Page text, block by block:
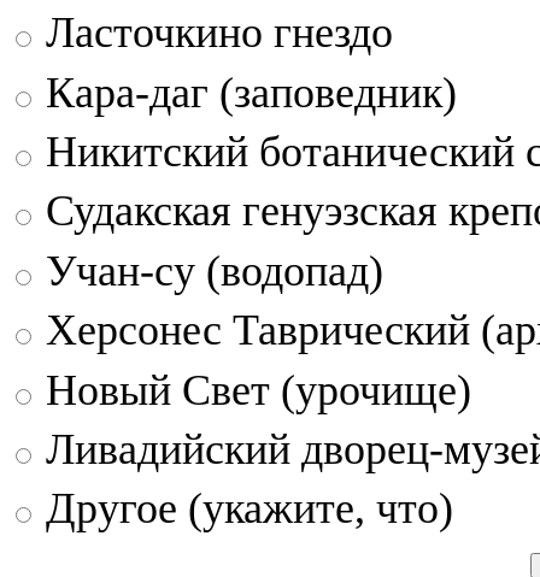
Ласточкино гнездо
Кара-даг (заповедник)
Никитский ботанический
Судакская генуэзская
Учан-су (водопад)
Херсонес Таврический
Новый Свет (урочище)
Ливадийский дворец-
Другое (укажите, что)